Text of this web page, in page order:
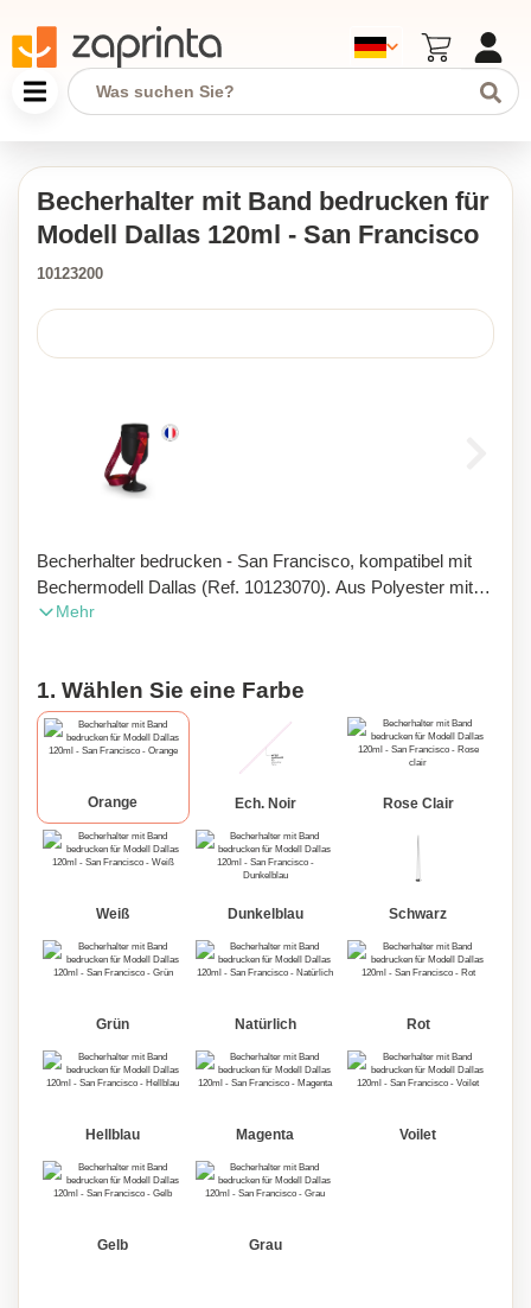
Becherhalter mit Band bedrucken für
Modell Dallas 120ml - San Francisco
10123200
Becherhalter bedrucken - San Francisco, kompatibel mit
Bechermodell Dallas (Ref. 10123070). Aus Polyester mit
Silikonring. Dank dieses praktischen Accessoires müssen
machen: Er hängt immer griffbereit um Ihren Hals oder Ihre
Schulter, und wartet nur auf die nächste Runde! Beidseitige
Beschriftung möglich. Mindestmenge: 250 Stück.
Mehr
1. Wählen Sie eine Farbe
Orange Ech. Noir Rose Clair
Weiß Dunkelblau Schwarz
Grün Natürlich Rot
Hellblau Magenta Voilet
Gelb Grau